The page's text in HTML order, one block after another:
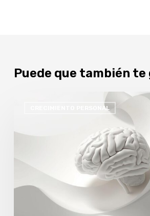
Puede que también te
CRECIMIENTO PERSONAL
HERRAMIENTAS
SENCILLAS